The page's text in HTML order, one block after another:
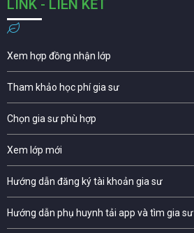
LINK - LIÊN KẾT
Xem hợp đồng nhận lớp
Tham khảo học phí gia sư
Chọn gia sư phù hợp
Xem lớp mới
Hướng dẫn đăng ký tài khoản gia sư
Hướng dẫn phụ huynh tải app và tìm gia sư